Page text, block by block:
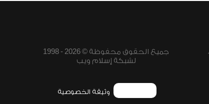
جميع الحقوق محفوظة © 2026 - 1998
لشبكة إسلام ويب
وثيقة الخصوصية